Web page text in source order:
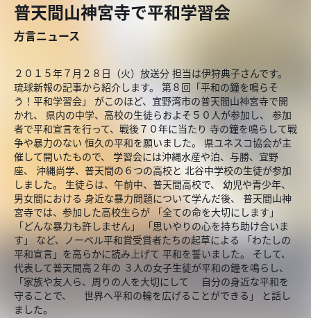
普天間山神宮寺で平和学習会
方言ニュース
２０１５年７月２８日（火）放送分 担当は伊狩典子さんです。
琉球新報の記事から紹介します。 第８回「平和の鐘を鳴らそ
う！平和学習会」 がこのほど、宜野湾市の普天間山神宮寺で開
かれ、 県内の中学、高校の生徒らおよそ５０人が参加し、 参加
者で平和宣言を行って、戦後７０年に当たり 寺の鐘を鳴らして戦
争や暴力のない 恒久の平和を願いました。 県ユネスコ協会が主
催して開いたもので、 学習会には沖縄水産や泊、与勝、宜野
座、 沖縄尚学、普天間の６つの高校と 北谷中学校の生徒が参加
しました。 生徒らは、午前中、普天間高校で、 幼児や青少年、
男女間における 身近な暴力問題について学んだ後、 普天間山神
宮寺では、参加した高校生らが 「全ての命を大切にします」
「どんな暴力も許しません」 「思いやりの心を持ち助け合いま
す」 など、ノーベル平和賞受賞者たちの起草による 「わたしの
平和宣言」を高らかに読み上げて 平和を誓いました。 そして、
代表して普天間高２年の ３人の女子生徒が平和の鐘を鳴らし、
「家族や友人ら、周りの人を大切にして 自分の身近な平和を
守ることで、 世界へ平和の輪を広げることができる」 と話し
ました。